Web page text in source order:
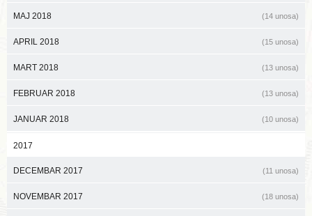
MAJ 2018 (14 unosa)
APRIL 2018 (15 unosa)
MART 2018 (13 unosa)
FEBRUAR 2018 (13 unosa)
JANUAR 2018 (10 unosa)
2017
DECEMBAR 2017 (11 unosa)
NOVEMBAR 2017 (18 unosa)